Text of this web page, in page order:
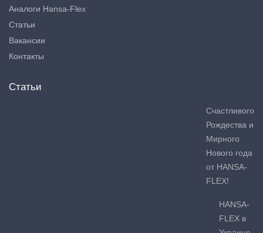
Аналоги Hansa-Flex
Статьи
Вакансии
Контакты
Статьи
Счастливого
Рождества и
Мирного
Нового года
от HANSA-
FLEX!
HANSA-
FLEX в